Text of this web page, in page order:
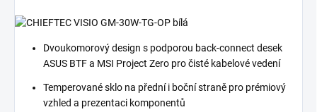
Dvoukomorový design s podporou back-connect desek
ASUS BTF a MSI Project Zero pro čisté kabelové vedení
Temperované sklo na přední i boční straně pro prémiový
vzhled a prezentaci komponentů